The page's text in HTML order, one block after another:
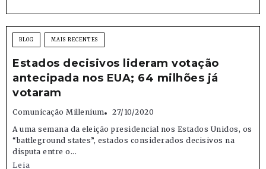
BLOG MAIS RECENTES
Estados decisivos lideram votação
antecipada nos EUA; 64 milhões já
votaram
Comunicação Millenium
27/10/2020
A uma semana da eleição presidencial nos Estados Unidos, os
“battleground states”, estados considerados decisivos na
disputa entre o...
Leia